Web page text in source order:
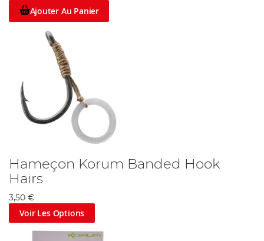
Ajouter Au Panier
Hameçon Korum Banded Hook
Hairs
3,50 €
Voir Les Options